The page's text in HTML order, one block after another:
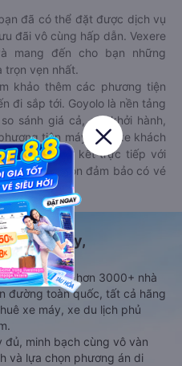
đã có thể đặt được dịch vụ
đãi vô cùng hấp dẫn. Vexere
mang đến cho bạn những
trọn vẹn nhất.
khảo thêm các phương tiện
đi sắp tới. Goyolo là nền tảng
sánh giá cả, giờ khởi hành,
tiện máy bay, xe khách
được liên kết trực tiếp với
tàu hoả, luôn đảm bảo có vé
Máy bay,
tiện với hơn 3000+ nhà
đường toàn quốc, tất cả hãng
xe máy, xe du lịch phủ
minh bạch cùng vô vàn
và lựa chọn phương án di